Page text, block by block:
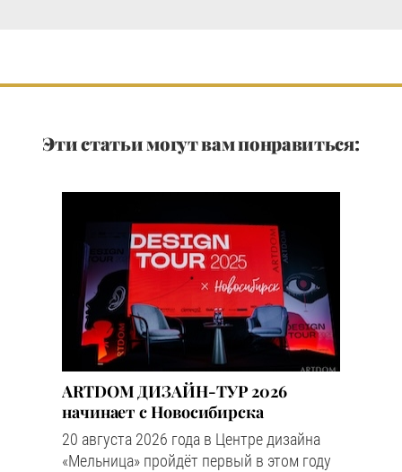
Эти статьи могут вам понравиться:
ARTDOM ДИЗАЙН-ТУР 2026
начинает с Новосибирска
20 августа 2026 года в Центре дизайна
«Мельница» пройдёт первый в этом году